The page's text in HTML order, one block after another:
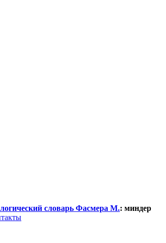
словарь Фасмера М.: миндер